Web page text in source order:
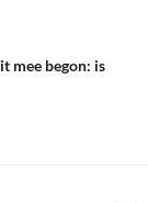
mee begon: is